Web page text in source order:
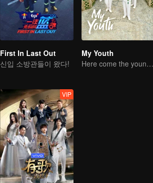
First In Last Out
신입 소방관들이 왔다!
My Youth
Here come the young traditional culture fans!
VIP